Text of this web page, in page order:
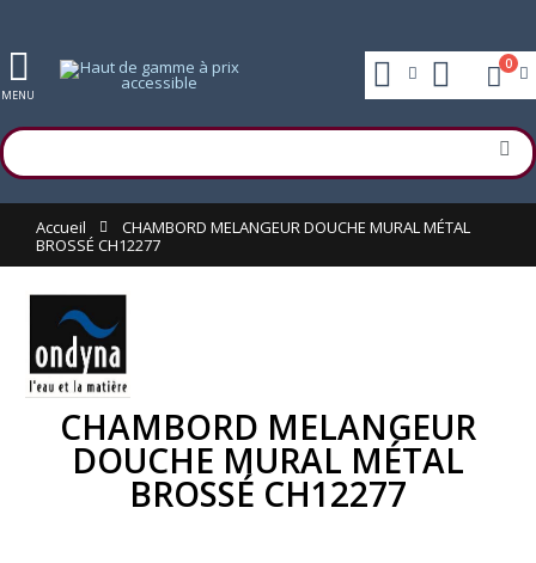
MENU
0
Accueil
CHAMBORD MELANGEUR DOUCHE MURAL MÉTAL
BROSSÉ CH12277
CHAMBORD MELANGEUR
DOUCHE MURAL MÉTAL
BROSSÉ CH12277